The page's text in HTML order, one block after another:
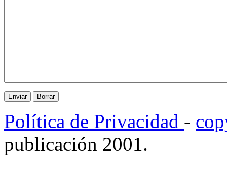
Política de Privacidad -
publicación 2001.